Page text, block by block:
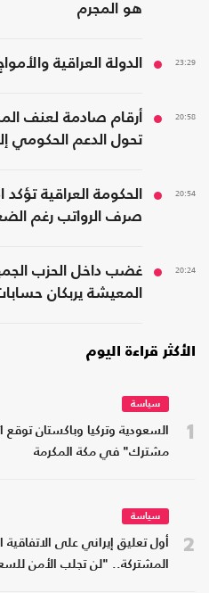
هو المجرم
23:29 الدولة العراقية
20:58
أرقام صادمة لعنف
تحول الدعم الحكومي
20:54
الحكومة العراقية
صرف الرواتب رغم
20:24
غضب داخل الحزب
المعيشة يربكان
الأكثر قراءة اليوم
1
سياسة
السعودية وتركيا وباكستان توقع
مشترك" في مكة المكرمة
2
سياسة
أول تعليق إيراني على الاتفاقية
المشتركة.. "لن تجلب الأمن